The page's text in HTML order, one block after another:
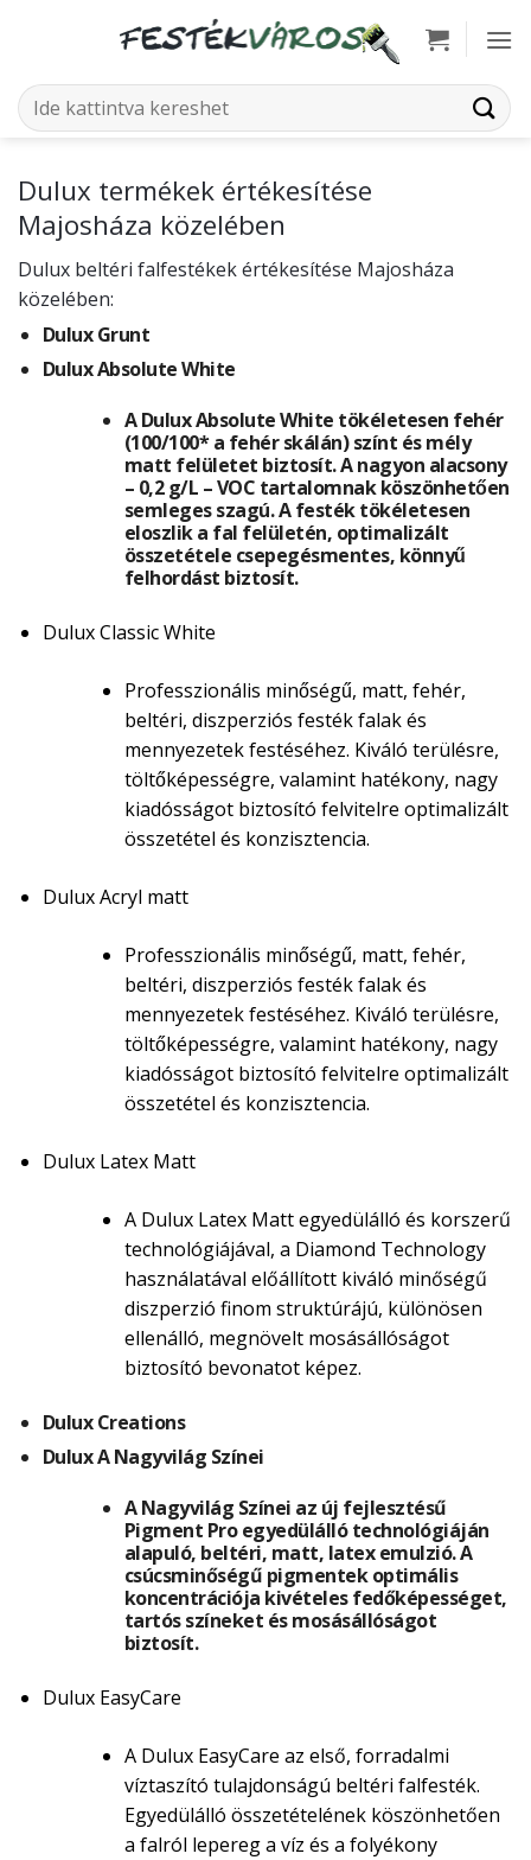
Keresés
a
Dulux termékek értékesítése
Majosháza közelében
Dulux beltéri falfestékek értékesítése Majosháza
közelében:
Dulux Grunt
Dulux Absolute White
A Dulux Absolute White tökéletesen fehér
(100/100* a fehér skálán) színt és mély
matt felületet biztosít. A nagyon alacsony
– 0,2 g/L – VOC tartalomnak köszönhetően
semleges szagú. A festék tökéletesen
eloszlik a fal felületén, optimalizált
összetétele csepegésmentes, könnyű
felhordást biztosít.
Dulux Classic White
Professzionális minőségű, matt, fehér,
beltéri, diszperziós festék falak és
mennyezetek festéséhez. Kiváló terülésre,
töltőképességre, valamint hatékony, nagy
kiadósságot biztosító felvitelre optimalizált
összetétel és konzisztencia.
Dulux Acryl matt
Professzionális minőségű, matt, fehér,
beltéri, diszperziós festék falak és
mennyezetek festéséhez. Kiváló terülésre,
töltőképességre, valamint hatékony, nagy
kiadósságot biztosító felvitelre optimalizált
összetétel és konzisztencia.
Dulux Latex Matt
A Dulux Latex Matt egyedülálló és korszerű
technológiájával, a Diamond Technology
használatával előállított kiváló minőségű
diszperzió finom struktúrájú, különösen
ellenálló, megnövelt mosásállóságot
biztosító bevonatot képez.
Dulux Creations
Dulux A Nagyvilág Színei
A Nagyvilág Színei az új fejlesztésű
Pigment Pro egyedülálló technológiáján
alapuló, beltéri, matt, latex emulzió. A
csúcsminőségű pigmentek optimális
koncentrációja kivételes fedőképességet,
tartós színeket és mosásállóságot
biztosít.
Dulux EasyCare
A Dulux EasyCare az első, forradalmi
víztaszító tulajdonságú beltéri falfesték.
Egyedülálló összetételének köszönhetően
a falról lepereg a víz és a folyékony